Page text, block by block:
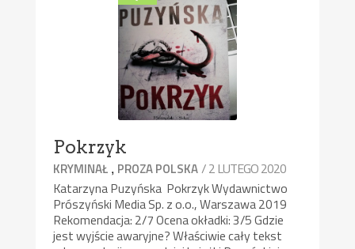
Pokrzyk
KRYMINAŁ , PROZA POLSKA/ 2 LUTEGO 2020
Katarzyna Puzyńska Pokrzyk Wydawnictwo
Prószyński Media Sp. z o.o., Warszawa 2019
Rekomendacja: 2/7 Ocena okładki: 3/5 Gdzie
jest wyjście awaryjne? Właściwie cały tekst